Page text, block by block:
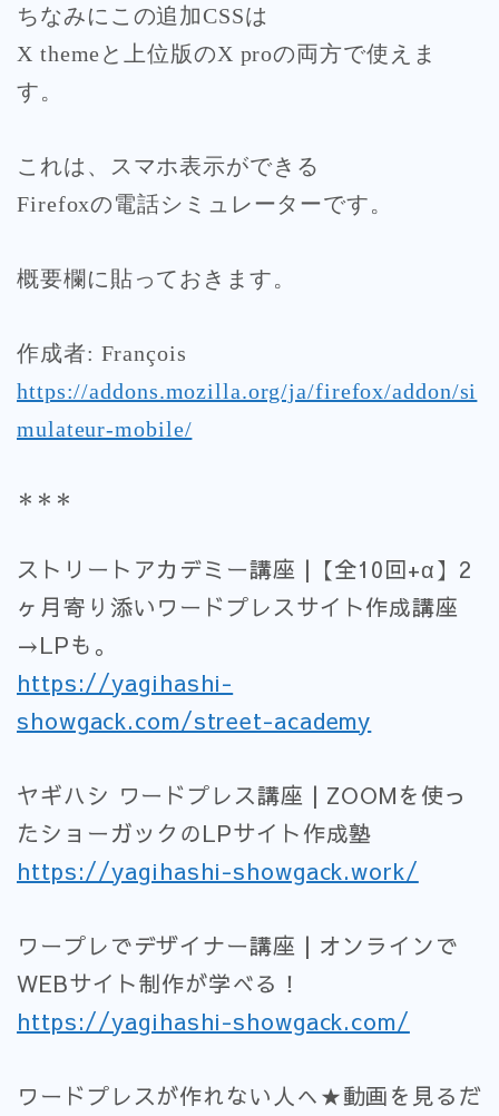
ちなみにこの追加CSSは
X themeと上位版のX proの両方で使えま
す。
これは、スマホ表示ができる
Firefoxの電話シミュレーターです。
概要欄に貼っておきます。
作成者: François
https://addons.mozilla.org/ja/firefox/addon/si
mulateur-mobile/
＊＊＊
ストリートアカデミー講座 |【全10回+α】2
ヶ月寄り添いワードプレスサイト作成講座
→LPも。
https://yagihashi-
showgack.com/street-academy
ヤギハシ ワードプレス講座 | ZOOMを使っ
たショーガックのLPサイト作成塾
https://yagihashi-showgack.work/
ワープレでデザイナー講座 | オンラインで
WEBサイト制作が学べる！
https://yagihashi-showgack.com/
ワードプレスが作れない人へ★動画を見るだ